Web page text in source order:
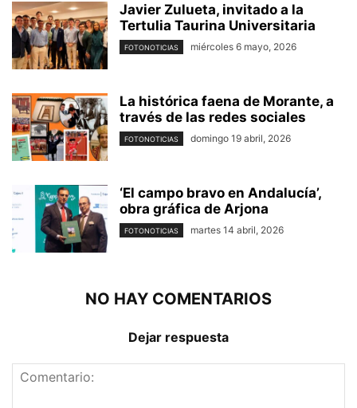
Javier Zulueta, invitado a la
Tertulia Taurina Universitaria
FOTONOTICIAS miércoles 6 mayo, 2026
La histórica faena de Morante, a
través de las redes sociales
FOTONOTICIAS domingo 19 abril, 2026
‘El campo bravo en Andalucía’,
obra gráfica de Arjona
FOTONOTICIAS martes 14 abril, 2026
NO HAY COMENTARIOS
Dejar respuesta